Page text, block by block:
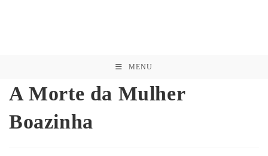
MENU
A Morte da Mulher
Boazinha